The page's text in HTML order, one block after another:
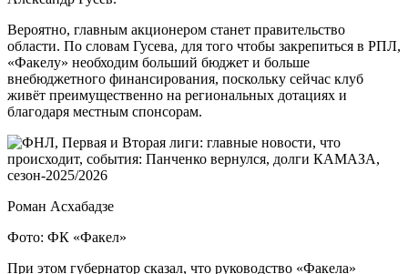
Вероятно, главным акционером станет правительство
области. По словам Гусева, для того чтобы закрепиться в РПЛ,
«Факелу» необходим больший бюджет и больше
внебюджетного финансирования, поскольку сейчас клуб
живёт преимущественно на региональных дотациях и
благодаря местным спонсорам.
Роман Асхабадзе
Фото: ФК «Факел»
При этом губернатор сказал, что руководство «Факела»